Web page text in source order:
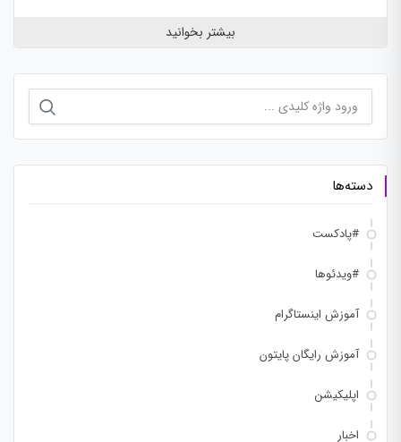
بیشتر بخوانید
برای:
دسته‌ها
#پادکست
#ویدئوها
آموزش اینستاگرام
آموزش رایگان پایتون
اپلیکیشن
اخبار